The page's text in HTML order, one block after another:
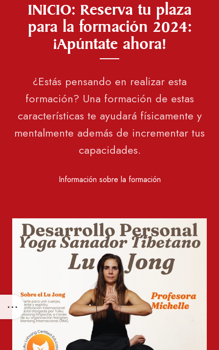
INICIO: Reserva tu plaza
para la formación 2024:
¡Apúntate ahora!
¿Estás pensando en realizar esta
formación? Una formación de estas
características te ayudará físicamente y
mentalmente además de incrementar tus
capacidades.
Información sobre la formación